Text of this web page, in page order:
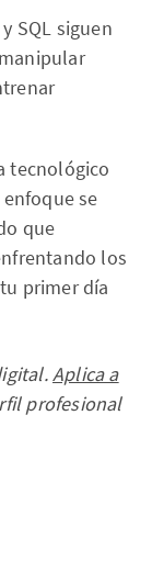
SQL siguen
tecnológico
se
que
los
primer día
Aplica a
profesional